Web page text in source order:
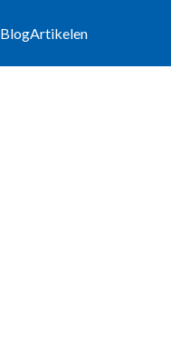
BlogArtikelen